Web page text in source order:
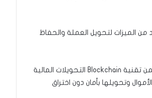
من الميزات لتحويل العملة والحفاظ
ميزة أخرى للعملات المشفرة هي الخصوصية من خلال blockchain.حيث تضمن تقنية Blockchain التحويلات المالية
وتحويلها بأمان دون اختراق